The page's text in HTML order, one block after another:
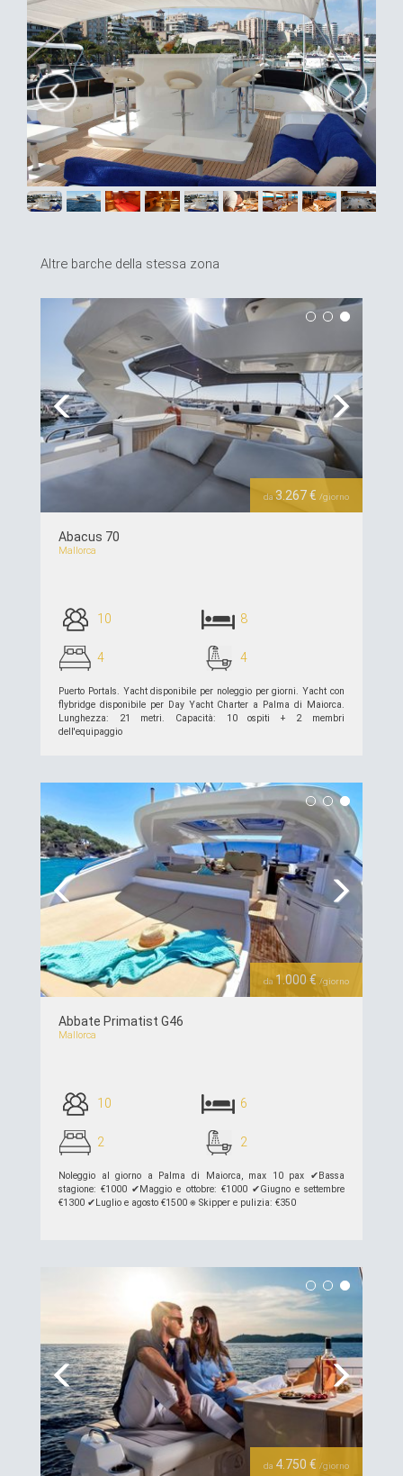
Altre barche della stessa zona
Previous Next
da 3.267 € /giorno
Abacus 70
Mallorca
10 8
4 4
Puerto Portals. Yacht disponibile per noleggio per giorni. Yacht con
flybridge disponibile per Day Yacht Charter a Palma di Maiorca.
Lunghezza: 21 metri. Capacità: 10 ospiti + 2 membri
dell'equipaggio
piú dettagli >>
da 1.000 € /giorno
Abbate Primatist G46
Mallorca
10 6
2 2
Noleggio al giorno a Palma di Maiorca, max 10 pax ✔︎Bassa
stagione: €1000 ✔︎Maggio e ottobre: ​​€1000 ✔︎Giugno e settembre
€1300 ✔︎Luglio e agosto €1500 ⎈ Skipper e pulizia: €350
Previous Next
da 4.750 € /giorno